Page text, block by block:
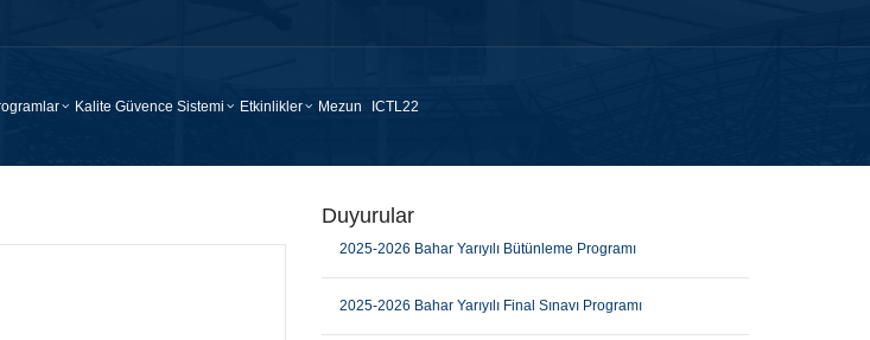
Kalite Güvence Sistemi Etkinlikler Mezun ICTL22
Duyurular
2025-2026 Bahar Yarıyılı Bütünleme Programı
2025-2026 Bahar Yarıyılı Final Sınavı Programı